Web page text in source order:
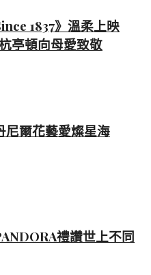
1837》溫柔上映
亭頓向母愛致敬
尼爾花藝愛燦星海
禮讚世上不同